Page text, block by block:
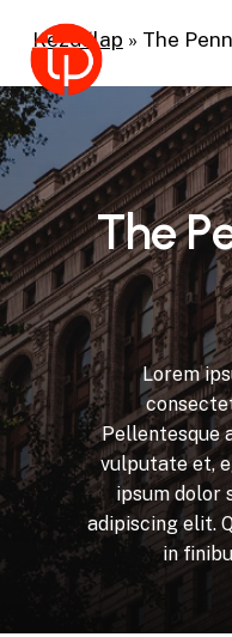
main
content
Kezdőlap » The
TheP
Lorem
Pellentesque
vulputate et,
ipsum dolor
adipiscing elit.
in